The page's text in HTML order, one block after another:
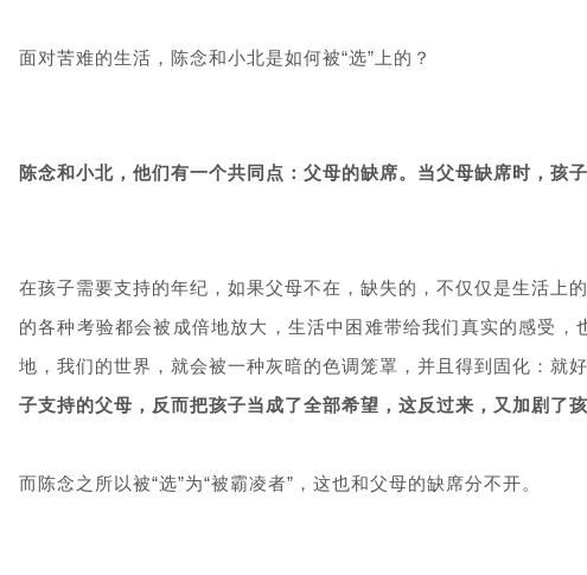
面对苦难的生活，陈念和小北是如何被“选”上的？
陈念和小北，他们有一个共同点： 父母的缺席。当父母缺席时，孩
在孩子需要支持的年纪，如果父母不在，缺失的，不仅仅是生活上
的各种考验都会被成倍地放大，生活中困难带给我们真实的感受
地，我们的世界，就会被一种灰暗的色调笼罩，并且得到固化：就
子支持的父母，反而把孩子当成了全部希望，这反过来，又加剧了孩
而陈念之所以被“选”为“被霸凌者”，这也和父母的缺席分不开。